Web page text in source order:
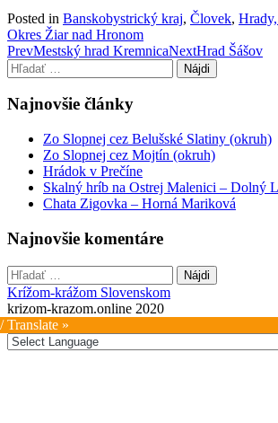
Posted in Banskobystrický kraj, Človek,
Okres Žiar nad Hronom
Post
navigation
PrevMestský hrad KremnicaNextHrad Šášov
Hľadať:
Najnovšie články
Zo Slopnej cez Belušské Slatiny (okruh)
Zo Slopnej cez Mojtín (okruh)
Hrádok v Prečíne
Skalný hríb na Ostrej Malenici – Dolný
Chata Zigovka – Horná Mariková
Najnovšie komentáre
Hľadať:
Krížom-krážom Slovenskom
krizom-krazom.online 2020
Translate »